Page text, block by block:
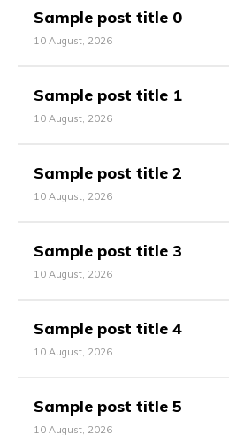
Sample post title 0
10 August, 2026
Sample post title 1
10 August, 2026
Sample post title 2
10 August, 2026
Sample post title 3
10 August, 2026
Sample post title 4
10 August, 2026
Sample post title 5
10 August, 2026